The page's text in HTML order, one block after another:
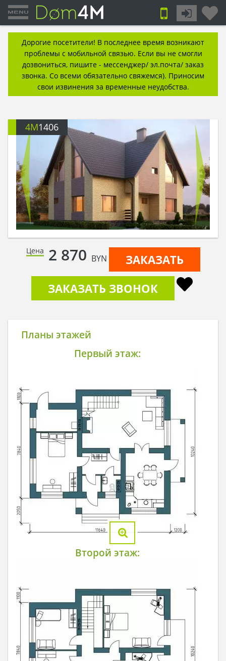
Дорогие посетители! В последнее время возникают
проблемы с мобильной связью. Если вы не смогли
дозвониться, пишите - мессенджер/ эл.почта/ заказ
звонка. Со всеми обязательно свяжемся). Приносим
свои извинения за временные неудобства.
4M1406
Цена 2 870 BYN
ЗАКАЗАТЬ
ЗАКАЗАТЬ ЗВОНОК
Планы этажей
Первый этаж:
Второй этаж: